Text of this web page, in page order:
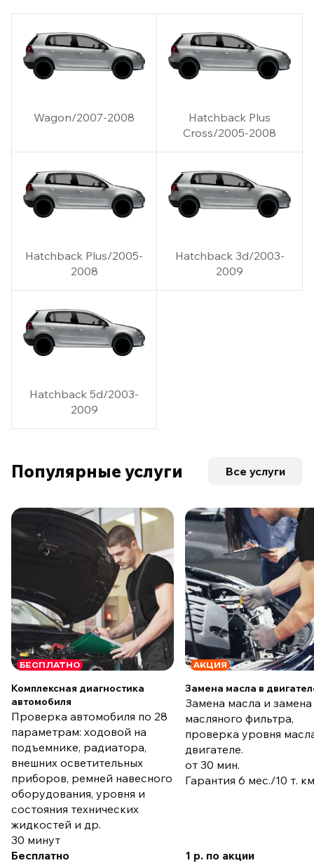
Wagon/2007-2008
Hatchback Plus
Cross/2005-2008
Hatchback Plus/2005-
2008
Hatchback 3d/2003-
2009
Hatchback 5d/2003-
2009
Популярные услуги Все услуги
БЕСПЛАТНО
Комплексная диагностика
автомобиля
Проверка автомобиля по 28
параметрам: ходовой на
подъемнике, радиатора,
внешних осветительных
приборов, ремней навесного
оборудования, уровня и
состояния технических
жидкостей и др.
30 минут
Бесплатно
АКЦИЯ
Замена масла в
Замена масла и замена
масляного фильтра,
проверка уровня
двигателе.
от 30 мин.
Гарантия 6 мес./10 т.
1 р. по акции